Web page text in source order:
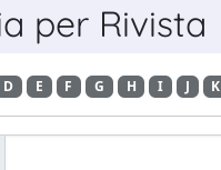
per Rivista
D E F G H I J K